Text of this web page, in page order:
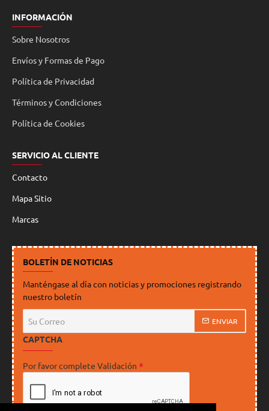
INFORMACIÓN
Sobre Nosotros
Envíos y Formas de Pago
Política de Privacidad
Términos y Condiciones
Política de Cookies
SERVICIO AL CLIENTE
Contacto
Mapa Sitio
Marcas
BOLETÍN DE NOTICIAS
Manténgase al día con noticias y promociones registrando
nuestro boletín
Correo
ENVIAR
CAPTCHA
Por favor complete Validación